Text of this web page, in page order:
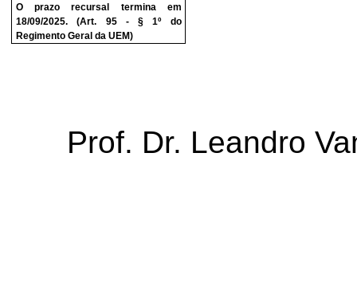
O prazo recursal termina em
18/09/2025. (Art. 95 - § 1º do
Regimento Geral da UEM)
Prof. Dr. Leandro